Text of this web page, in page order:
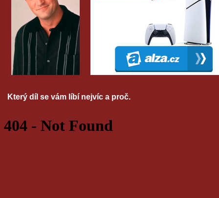
Který díl se vám líbí nejvíc a proč.